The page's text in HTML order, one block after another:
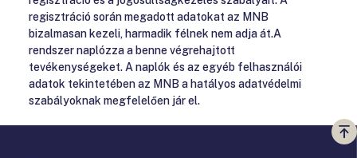
regisztráció során megadott adatokat az MNB
bizalmasan kezeli, harmadik félnek nem adja át.A
rendszer naplózza a benne végrehajtott
tevékenységeket. A naplók és az egyéb felhasználói
adatok tekintetében az MNB a hatályos adatvédelmi
szabályoknak megfelelően jár el.
a